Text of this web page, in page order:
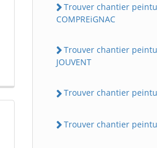
Trouver chantier
COMPREiGNAC
Trouver chantier
JOUVENT
Trouver chantier
Trouver chantier